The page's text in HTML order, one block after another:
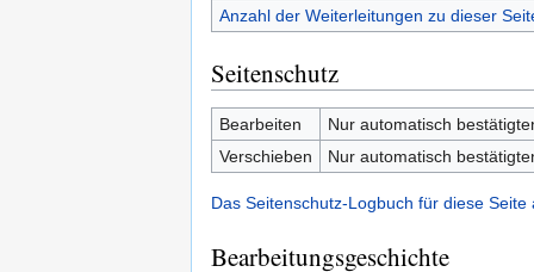
Anzahl der Weiterleitungen zu dieser
Seitenschutz
Bearbeiten
Nur automatisch
Verschieben
Nur automatisch
Das Seitenschutz-Logbuch für diese Seite
Bearbeitungsgeschichte